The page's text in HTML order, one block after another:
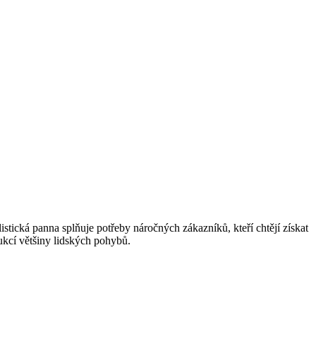
panna splňuje potřeby náročných zákazníků, kteří chtějí získat
většiny lidských pohybů.